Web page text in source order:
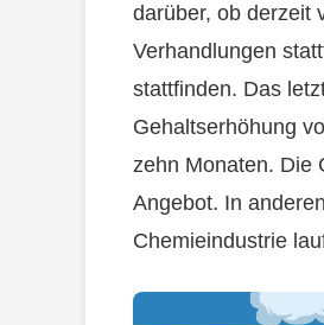
darüber, ob derzeit
Verhandlungen
stattfinden. Das
Gehaltserhöhung
zehn Monaten. Die
Angebot. In
Chemieindustrie